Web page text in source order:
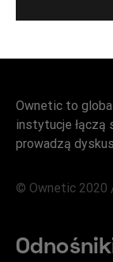
Ownetic to
instytucje łączą
prowadzą
© Ownetic 2020